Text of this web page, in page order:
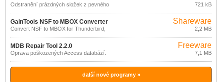
Odstranění prázdných složek z pevného
721 kB
GainTools NSF to MBOX Converter
1.0.1
Convert NSF to MBOX for Thunderbird,
tool
Shareware
2,2 MB
MDB Repair Tool 2.2.0
Oprava poškozených Access databází.
Freeware
7,1 MB
další nové programy »